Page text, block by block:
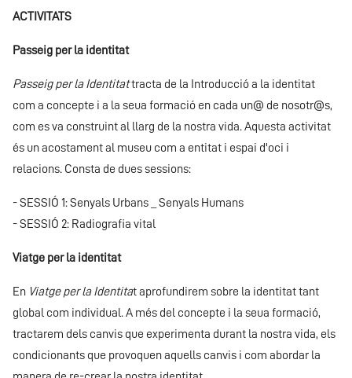
ACTIVITATS
Passeig per la identitat
Passeig per la Identitattracta de la Introducció a la identitat
com a concepte i a la seua formació en cada un@ de nosotr@s,
com es va construint al llarg de la nostra vida. Aquesta activitat
és un acostament al museu com a entitat i espai d'oci i
relacions. Consta de dues sessions:
- SESSIÓ 1: Senyals Urbans _ Senyals Humans
- SESSIÓ 2: Radiografia vital
Viatge per la identitat
En Viatge per la Identitat aprofundirem sobre la identitat tant
global com individual. A més del concepte i la seua formació,
tractarem dels canvis que experimenta durant la nostra vida, els
condicionants que provoquen aquells canvis i com abordar la